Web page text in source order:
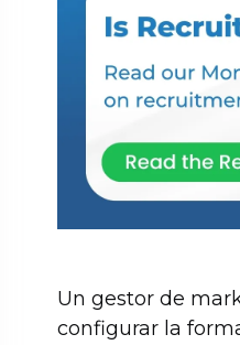
Un gestor de
configurar la